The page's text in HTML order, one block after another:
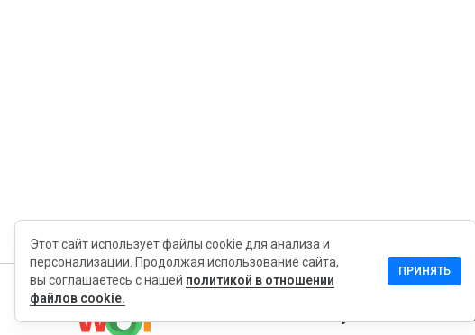
Этот сайт использует файлы cookie для анализа и
персонализации. Продолжая использование сайта,
вы соглашаетесь с нашей политикой в отношении
файлов cookie.
ПРИНЯТЬ